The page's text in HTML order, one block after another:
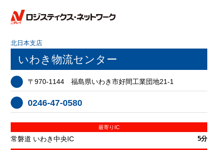
北日本支店
いわき物流センター
〒970-1144 福島県いわき市好間工業団地21-1
0246-47-0580
最寄りIC
常磐道 いわき中央IC 5分